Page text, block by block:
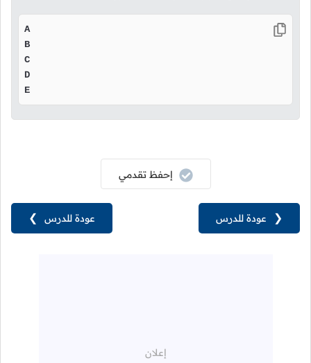
A
B
C
D
E
عودة للدرس ❯
إحفظ تقدمي
❮ عودة للدرس